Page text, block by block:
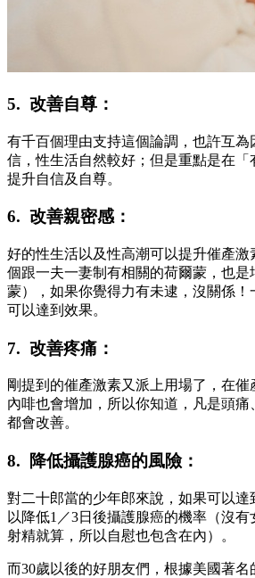
5. 改善自尊：
有千百個理由支持這個論調，也許互為
信，性生活自然較好；但是重點是在「
提升自信及自尊。
6. 改善親密感：
好的性生活以及性高潮可以提升催產激
個跟一夫一妻制有相關的荷爾蒙，也是
蒙），如果你覺得力有未逮，沒關係
可以達到效果。
7. 改善疼痛：
剛提到的催產激素又派上用場了，在
內啡也會增加，所以你知道，凡是頭
都會改善。
8. 降低攝護腺癌的風險：
對二十郎當的少年郎來說，如果可以
以降低1／3日後攝護腺癌的機率（沒
射精就算，所以自慰也包含在內）。
而30歲以後的好朋友們，根據美國著名